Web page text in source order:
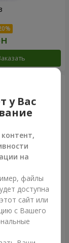
моя Вселенная»
у Вас
на
файлы
доступна
сайт или
с Вашего